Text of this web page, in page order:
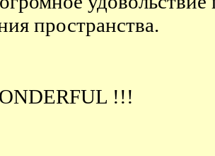
пространства.
!!!